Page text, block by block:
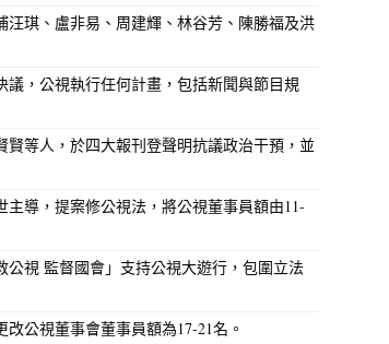
汪琪、盧非易、周建輝、林谷芳、陳勝福及洪
議，公視執行任何計畫，包括新聞與節目規
賢等人，於四大報刊登聲明抗議政治干預，並
主導，提案修公視法，將公視董事員額由11-
公視 監督國會」支持公視大遊行，包圍立法
公視董事會董事員額為17-21名。